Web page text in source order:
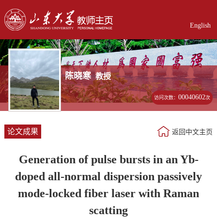
English
陈晓寒 教授
访问次数：00040602次
论文成果 返回中文主页
Generation of pulse bursts in an Yb-
doped all-normal dispersion passively
mode-locked fiber laser with Raman
scatting